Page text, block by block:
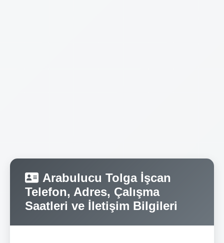
Arabulucu Tolga İşcan
Telefon, Adres, Çalışma
Saatleri ve İletişim Bilgileri